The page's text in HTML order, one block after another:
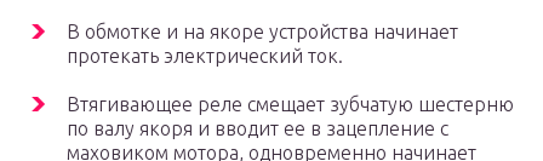
В обмотке и на якоре устройства начинает
протекать электрический ток.
Втягивающее реле смещает зубчатую шестерню
по валу якоря и вводит ее в зацепление с
маховиком мотора, одновременно начинает